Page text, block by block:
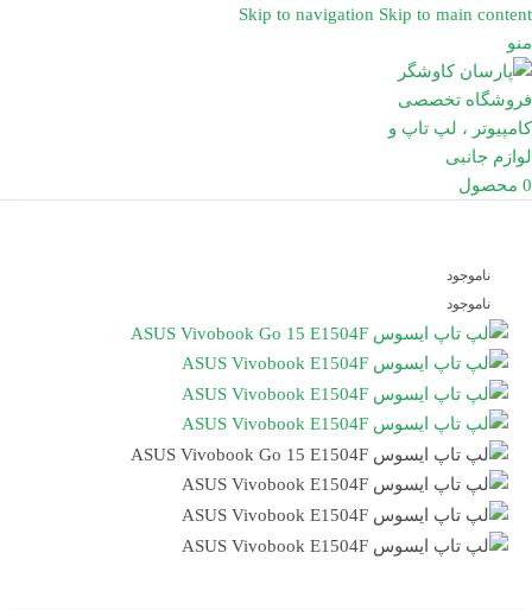
Skip to navigation Skip to main content
منو
0 محصول
ناموجود
ناموجود